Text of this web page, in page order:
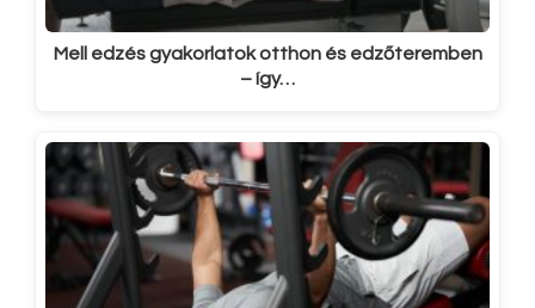
Mell edzés gyakorlatok otthon és edzőteremben
– így…